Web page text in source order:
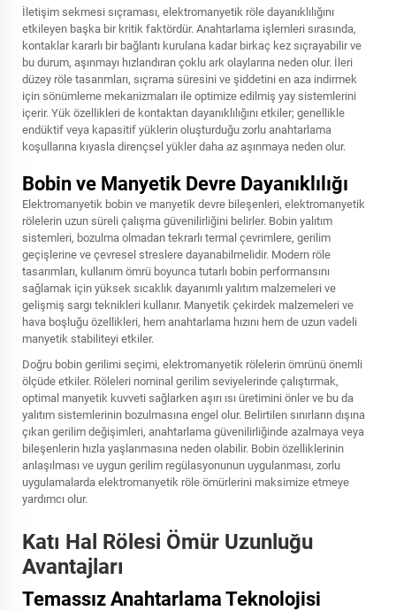
İletişim sekmesi sıçraması, elektromanyetik röle dayanıklılığını
etkileyen başka bir kritik faktördür. Anahtarlama işlemleri sırasında,
kontaklar kararlı bir bağlantı kurulana kadar birkaç kez sıçrayabilir ve
bu durum, aşınmayı hızlandıran çoklu ark olaylarına neden olur. İleri
düzey röle tasarımları, sıçrama süresini ve şiddetini en aza indirmek
için sönümleme mekanizmaları ile optimize edilmiş yay sistemlerini
içerir. Yük özellikleri de kontaktan dayanıklılığını etkiler; genellikle
endüktif veya kapasitif yüklerin oluşturduğu zorlu anahtarlama
koşullarına kıyasla dirençsel yükler daha az aşınmaya neden olur.
Bobin ve Manyetik Devre Dayanıklılığı
Elektromanyetik bobin ve manyetik devre bileşenleri, elektromanyetik
rölelerin uzun süreli çalışma güvenilirliğini belirler. Bobin yalıtım
sistemleri, bozulma olmadan tekrarlı termal çevrimlere, gerilim
geçişlerine ve çevresel streslere dayanabilmelidir. Modern röle
tasarımları, kullanım ömrü boyunca tutarlı bobin performansını
sağlamak için yüksek sıcaklık dayanımlı yalıtım malzemeleri ve
gelişmiş sargı teknikleri kullanır. Manyetik çekirdek malzemeleri ve
hava boşluğu özellikleri, hem anahtarlama hızını hem de uzun vadeli
manyetik stabiliteyi etkiler.
Doğru bobin gerilimi seçimi, elektromanyetik rölelerin ömrünü önemli
ölçüde etkiler. Röleleri nominal gerilim seviyelerinde çalıştırmak,
optimal manyetik kuvveti sağlarken aşırı ısı üretimini önler ve bu da
yalıtım sistemlerinin bozulmasına engel olur. Belirtilen sınırların dışına
çıkan gerilim değişimleri, anahtarlama güvenilirliğinde azalmaya veya
bileşenlerin hızla yaşlanmasına neden olabilir. Bobin özelliklerinin
anlaşılması ve uygun gerilim regülasyonunun uygulanması, zorlu
uygulamalarda elektromanyetik röle ömürlerini maksimize etmeye
yardımcı olur.
Katı Hal Rölesi Ömür Uzunluğu
Avantajları
Temassız Anahtarlama Teknolojisi